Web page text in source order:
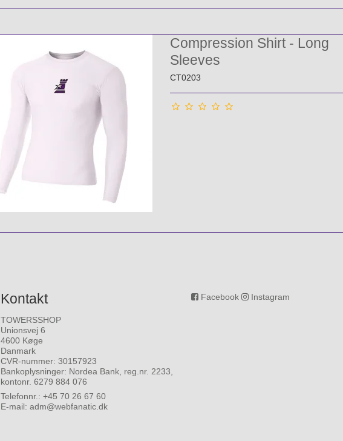
Compression Shirt - Long
Sleeves
CT0203
Kontakt
TOWERSSHOP
Unionsvej 6
4600 Køge
Danmark
CVR-nummer: 30157923
Bankoplysninger: Nordea Bank, reg.nr. 2233,
kontonr. 6279 884 076
Telefonnr.: +45 70 26 67 60
E-mail: adm@webfanatic.dk
Facebook Instagram